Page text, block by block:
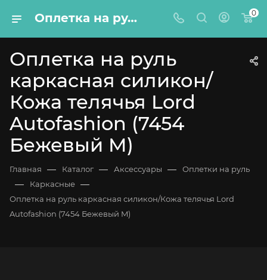
Оплетка на руль каркасная силикон/Кожа телячья Lord Autofashion (7454 Бежевый M) 0
Оплетка на руль
каркасная силикон/
Кожа телячья Lord
Autofashion (7454
Бежевый M)
Главная — Каталог — Аксессуары — Оплетки на руль
— Каркасные —
Оплетка на руль каркасная силикон/Кожа телячья Lord
Autofashion (7454 Бежевый M)